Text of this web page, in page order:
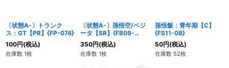
〔状態A-〕トランク
ス：GT【PR】{FP-074}
100円(税込)
在庫数 1枚
〔状態A-〕孫悟空/ベジ
ータ【SR】{FB09-
082}
350円(税込)
在庫数 1枚
孫悟飯：青年期【C】
{FS11-08}
50円(税込)
在庫数 52枚